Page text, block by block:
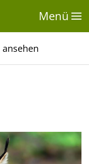
Menü
ansehen